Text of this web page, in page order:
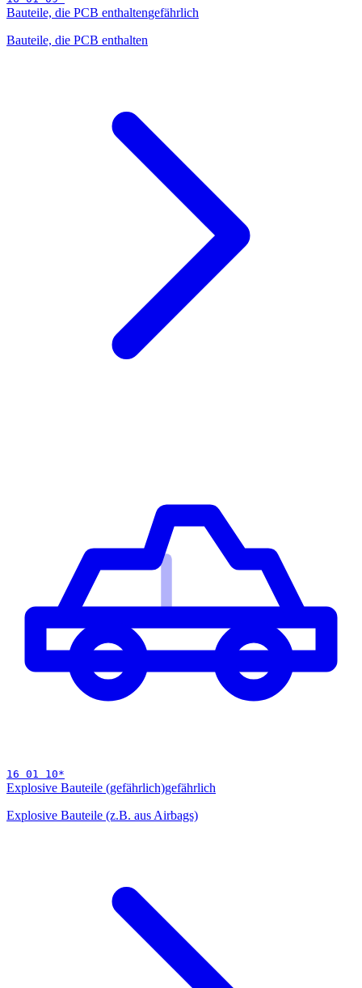
Bauteile, die PCB enthaltengefährlich
Bauteile, die PCB enthalten
16 01 10*
Explosive Bauteile (gefährlich)gefährlich
Explosive Bauteile (z.B. aus Airbags)